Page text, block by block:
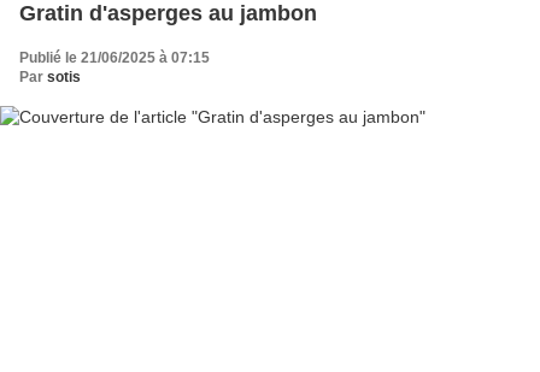
Gratin d'asperges au jambon
Publié le 21/06/2025 à 07:15
Par sotis